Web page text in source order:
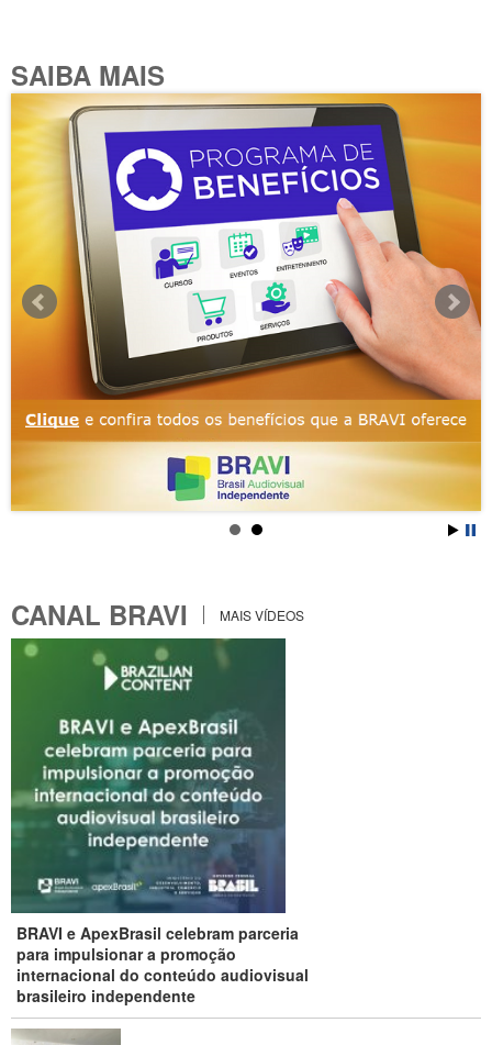
SAIBA MAIS
CANAL BRAVI MAIS VÍDEOS
BRAVI e ApexBrasil celebram parceria
para impulsionar a promoção
internacional do conteúdo audiovisual
brasileiro independente